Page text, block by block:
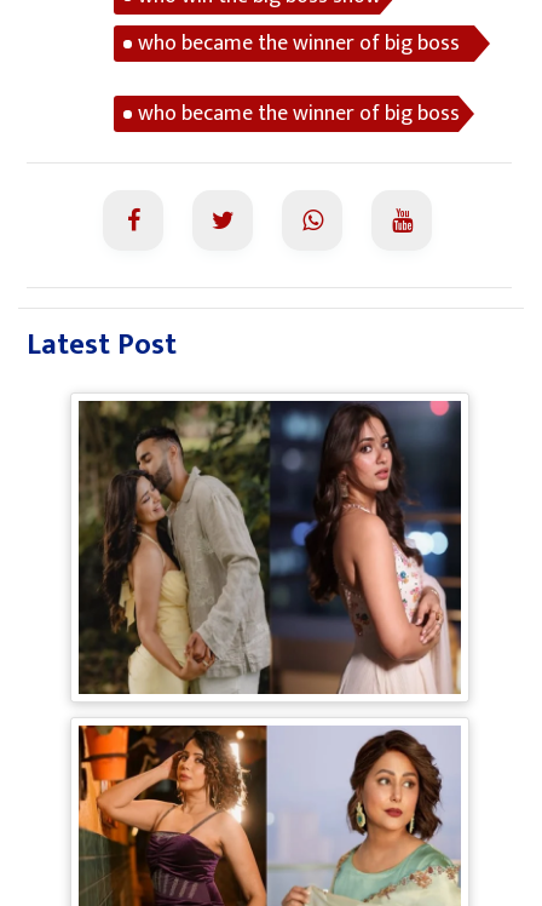
who became the winner of big boss
who became the winner of big boss
Latest Post
Jiyaa Shankar Engagement: Jiya
Shankar की हुई Engagement, मंगेतर
Karan के साथ शेयर की रोमांटिक Pictures